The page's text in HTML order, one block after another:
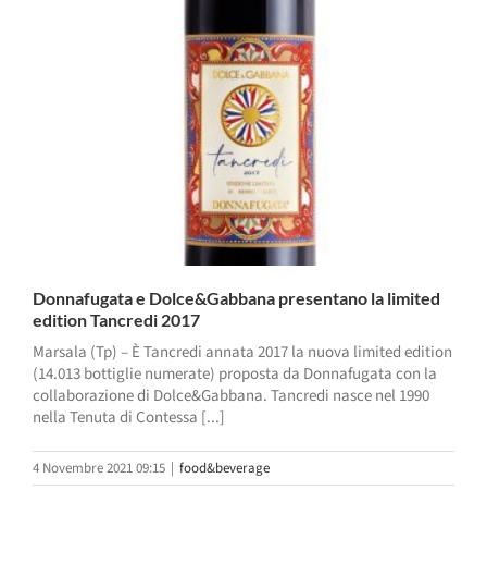
Donnafugata e Dolce&Gabbana presentano la limited
edition Tancredi 2017
Marsala (Tp) – È Tancredi annata 2017 la nuova limited edition
(14.013 bottiglie numerate) proposta da Donnafugata con la
collaborazione di Dolce&Gabbana. Tancredi nasce nel 1990
nella Tenuta di Contessa [...]
4 Novembre 2021 09:15 | food&beverage